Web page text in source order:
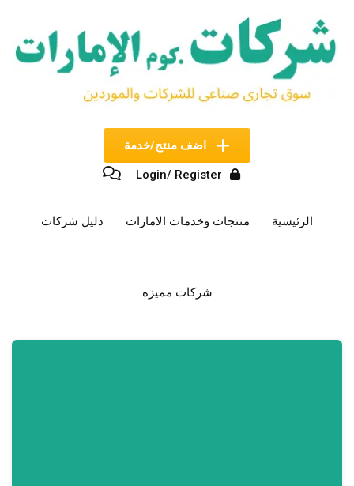
المحتوى
اضف منتج/خدمة
Login/ Register
الرئيسية منتجات وخدمات الامارات دليل شركات
شركات مميزه